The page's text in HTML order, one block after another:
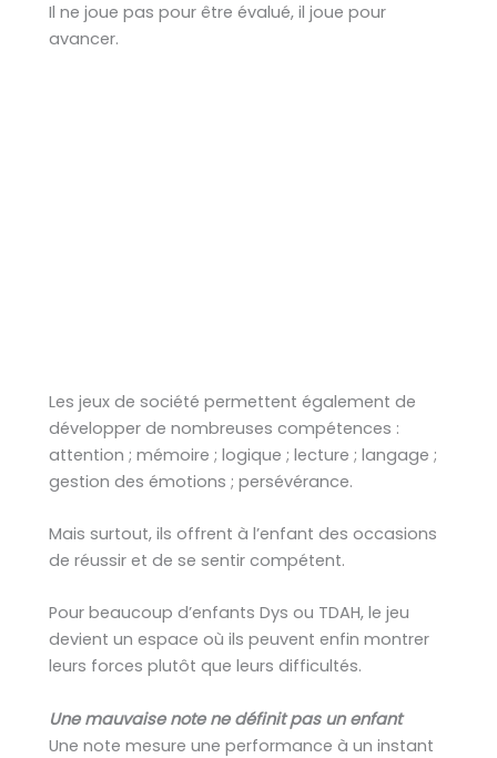
Il ne joue pas pour être évalué, il joue pour
avancer.
Les jeux de société permettent également de
développer de nombreuses compétences :
attention ; mémoire ; logique ; lecture ; langage ;
gestion des émotions ; persévérance.
Mais surtout, ils offrent à l’enfant des occasions
de réussir et de se sentir compétent.
Pour beaucoup d’enfants Dys ou TDAH, le jeu
devient un espace où ils peuvent enfin montrer
leurs forces plutôt que leurs difficultés.
Une mauvaise note ne définit pas un enfant
Une note mesure une performance à un instant